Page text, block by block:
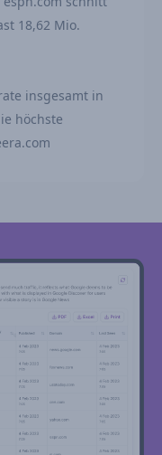
18,62 Mio.
insgesamt in
höchste